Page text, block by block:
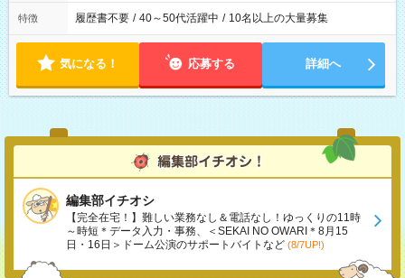
特徴 履歴書不要 / 40～50代活躍中 / 10名以上の大量募集
気になる！ 応募する 詳細へ
編集部イチオシ
【完全在宅！】難しい業務なし＆電話なし！ゆっくりの11時
～時短＊データ入力・事務、＜SEKAI NO OWARI＊8月15
日・16日＞ドーム公演のサポートバイトなど (8/7UP!)